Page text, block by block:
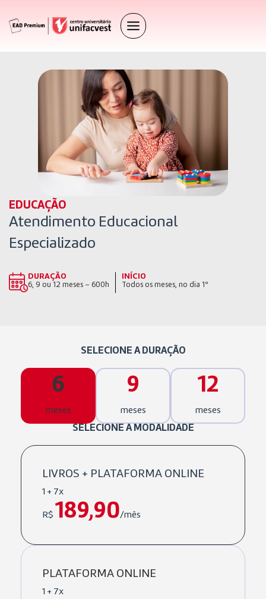
EDUCAÇÃO
Atendimento Educacional
Especializado
DURAÇÃO
6, 9 ou 12 meses – 600h
INÍCIO
Todos os meses, no dia 1º
SELECIONE A DURAÇÃO
6
meses
9
meses
12
meses
SELECIONE A MODALIDADE
LIVROS + PLATAFORMA ONLINE
1 + 7x
R$ 189,90/mês
PLATAFORMA ONLINE
1 + 7x